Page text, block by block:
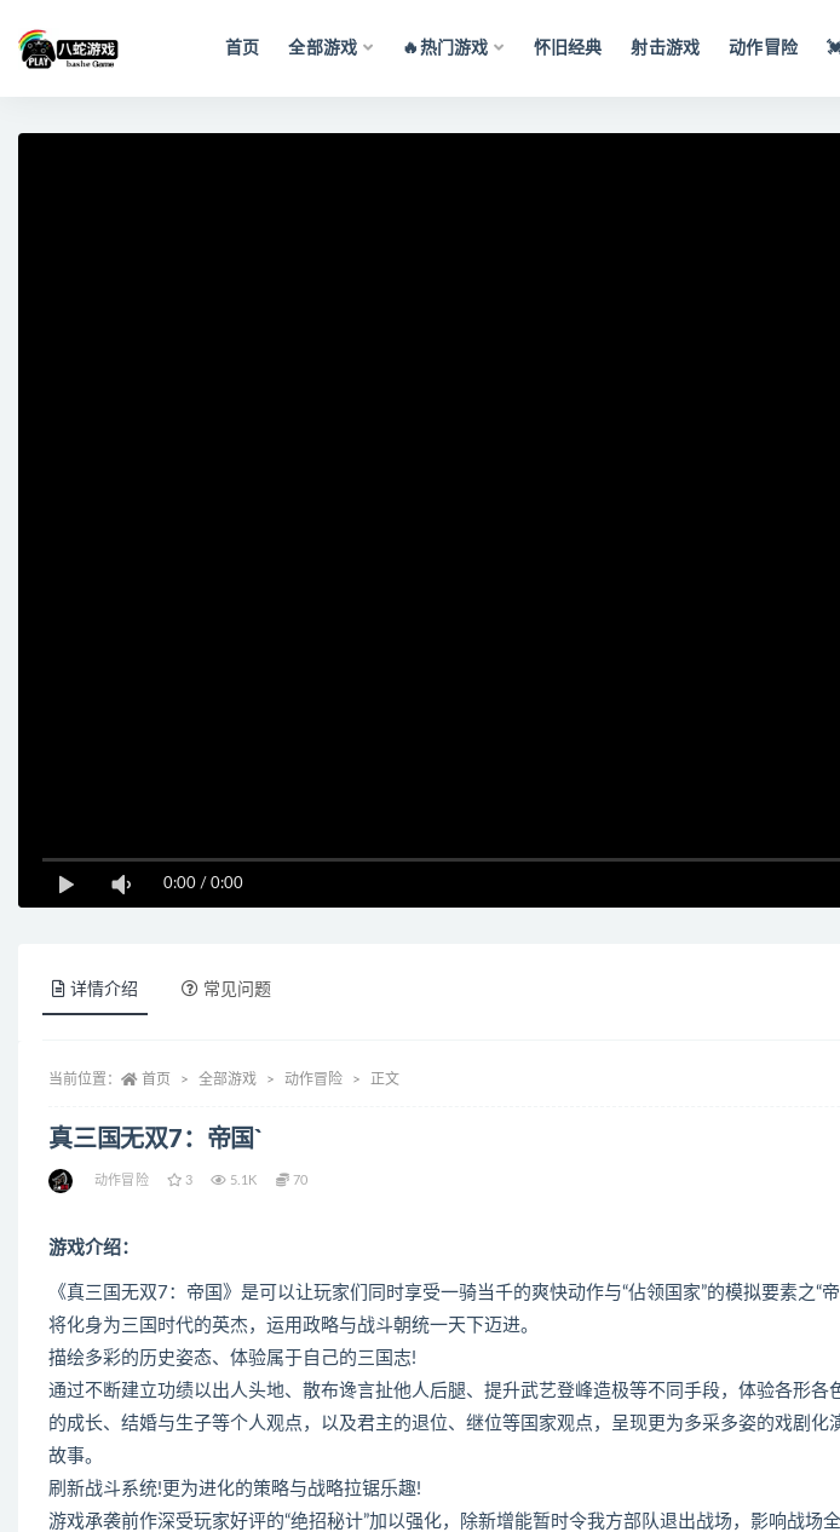
首页 全部游戏 🔥热门游戏 怀旧经典 射击游戏 动作冒险
0:00 / 0:00
详情介绍 常见问题
当前位置： 首页 全部游戏 动作冒险 正文
真三国无双7：帝国`
动作冒险 3 5.1K 70
游戏介绍：
《真三国无双7：帝国》是可以让玩家们同时享受一骑当千的爽快动作与“佔领国家”的模拟要素之“
将化身为三国时代的英杰，运用政略与战斗朝统一天下迈进。
描绘多彩的历史姿态、体验属于自己的三国志!
通过不断建立功绩以出人头地、散布谗言扯他人后腿、提升武艺登峰造极等不同手段，体验各形各
的成长、结婚与生子等个人观点，以及君主的退位、继位等国家观点，呈现更为多采多姿的戏剧化
故事。
刷新战斗系统!更为进化的策略与战略拉锯乐趣!
游戏承袭前作深受玩家好评的“绝招秘计”加以强化，除新增能暂时令我方部队退出战场，影响战场